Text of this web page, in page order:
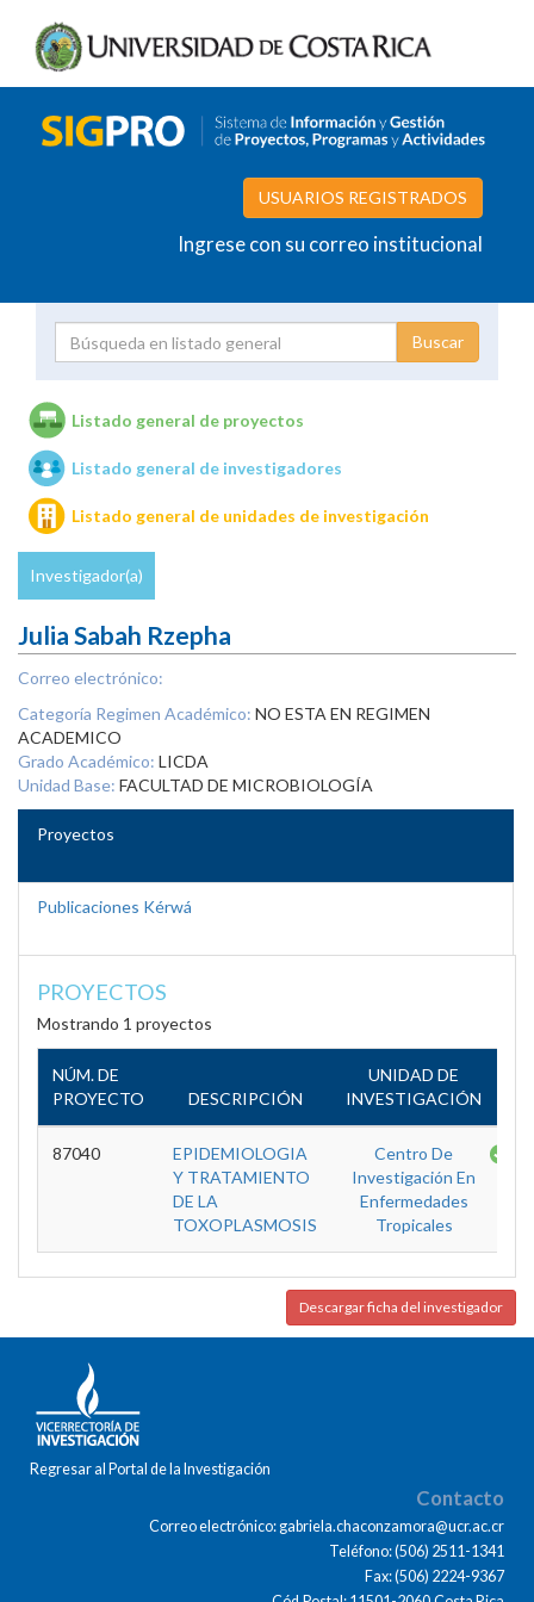
USUARIOS REGISTRADOS
Ingrese con su correo institucional
Unidades de investigación
Listado general de proyectos
Listado general de investigadores
Listado general de unidades de investigación
Investigador(a)
Julia Sabah Rzepha
Correo electrónico:
Categoría Regimen Académico: NO ESTA EN REGIMEN
ACADEMICO
Grado Académico: LICDA
Unidad Base: FACULTAD DE MICROBIOLOGÍA
Proyectos
Publicaciones Kérwá
PROYECTOS
Mostrando 1 proyectos
NÚM. DE
PROYECTO
DESCRIPCIÓN
UNIDAD DE
INVESTIGACIÓN
87040
EPIDEMIOLOGIA
Y TRATAMIENTO
DE LA
TOXOPLASMOSIS
Centro De
Investigación En
Enfermedades
Tropicales
Descargar ficha del investigador
Regresar al Portal de la Investigación
Contacto
Correo electrónico: gabriela.chaconzamora@ucr.ac.cr
Teléfono: (506) 2511-1341
Fax: (506) 2224-9367